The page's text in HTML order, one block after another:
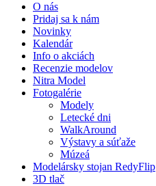
O nás
Pridaj sa k nám
Novinky
Kalendár
Info o akciách
Recenzie modelov
Nitra Model
Fotogalérie
Modely
Letecké dni
WalkAround
Výstavy a súťaže
Múzeá
Modelársky stojan RedyFlip
3D tlač